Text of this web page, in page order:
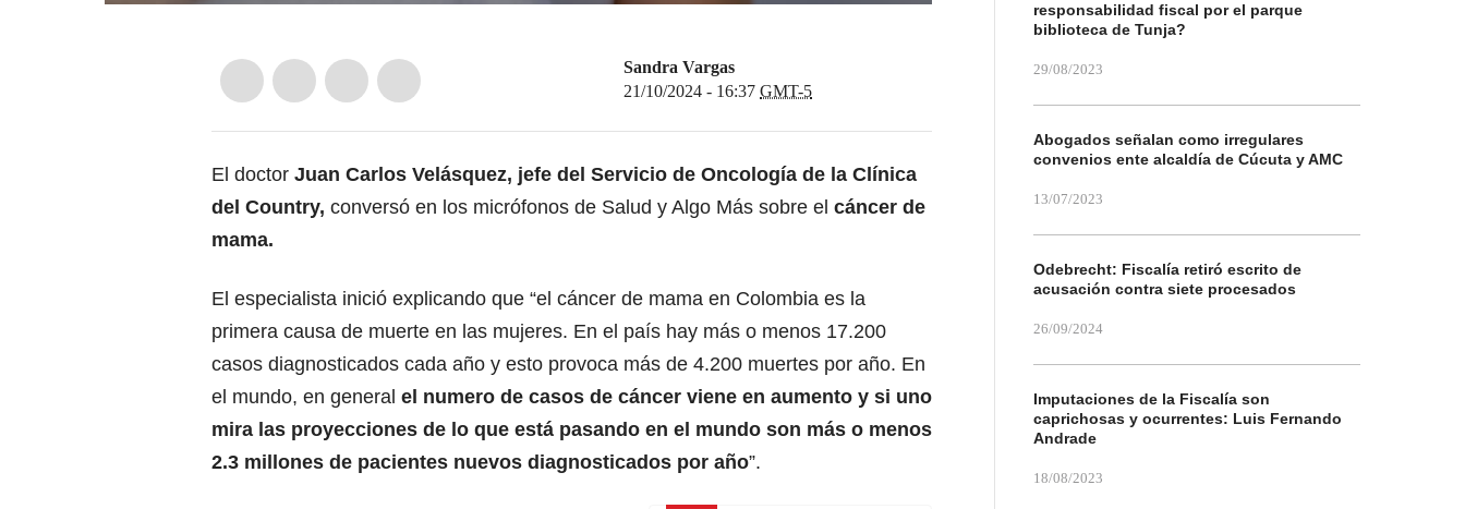
Sandra Vargas
21/10/2024 - 16:37 GMT-5
El doctor Juan Carlos Velásquez, jefe del Servicio de Oncología de la Clínica
del Country, conversó en los micrófonos de Salud y Algo Más sobre el cáncer de
mama.
El especialista inició explicando que “el cáncer de mama en Colombia es la
primera causa de muerte en las mujeres. En el país hay más o menos 17.200
casos diagnosticados cada año y esto provoca más de 4.200 muertes por año. En
el mundo, en general el numero de casos de cáncer viene en aumento y si uno
mira las proyecciones de lo que está pasando en el mundo son más o menos
2.3 millones de pacientes nuevos diagnosticados por año”.
responsabilidad fiscal por el parque
biblioteca de Tunja?
29/08/2023
Abogados señalan como irregulares
convenios ente alcaldía de Cúcuta y AMC
13/07/2023
Odebrecht: Fiscalía retiró escrito de
acusación contra siete procesados
26/09/2024
Imputaciones de la Fiscalía son
caprichosas y ocurrentes: Luis Fernando
Andrade
18/08/2023